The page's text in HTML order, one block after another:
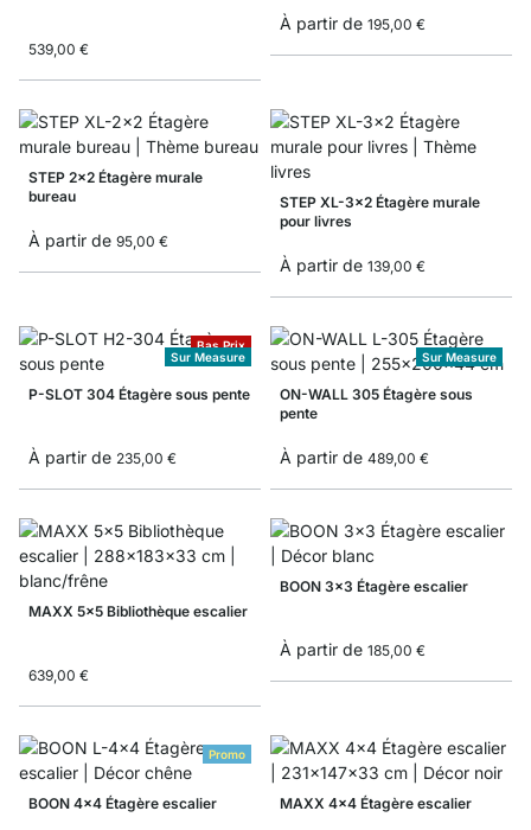
539,00 €
À partir de 195,00 €
STEP 2x2 Étagère murale
bureau
À partir de 95,00 €
STEP XL-3x2 Étagère murale
pour livres
À partir de 139,00 €
Bas Prix
Sur Measure
P-SLOT 304 Étagère sous pente
À partir de 235,00 €
Sur Measure
ON-WALL 305 Étagère sous
pente
À partir de 489,00 €
MAXX 5x5 Bibliothèque escalier
639,00 €
BOON 3x3 Étagère escalier
À partir de 185,00 €
Promo
BOON 4x4 Étagère escalier MAXX 4x4 Étagère escalier